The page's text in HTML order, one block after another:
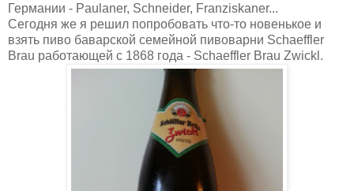
Германии - Paulaner, Schneider, Franziskaner...
Сегодня же я решил попробовать что-то новенькое и
взять пиво баварской семейной пивоварни Schaeffler
Brau работающей с 1868 года - Schaeffler Brau Zwickl.